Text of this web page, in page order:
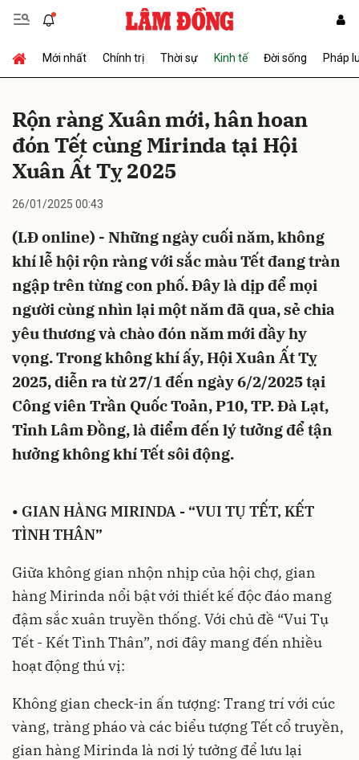
Mới nhất Chính trị Thời sự Kinh tế Đời sống Pháp
Rộn ràng Xuân mới, hân hoan
đón Tết cùng Mirinda tại Hội
Xuân Ất Tỵ 2025
26/01/2025 00:43
(LĐ online) - Những ngày cuối năm, không
khí lễ hội rộn ràng với sắc màu Tết đang tràn
ngập trên từng con phố. Đây là dịp để mọi
người cùng nhìn lại một năm đã qua, sẻ chia
yêu thương và chào đón năm mới đầy hy
vọng. Trong không khí ấy, Hội Xuân Ất Tỵ
2025, diễn ra từ 27/1 đến ngày 6/2/2025 tại
Công viên Trần Quốc Toản, P10, TP. Đà Lạt,
Tỉnh Lâm Đồng, là điểm đến lý tưởng để tận
hưởng không khí Tết sôi động.
• GIAN HÀNG MIRINDA - “VUI TỤ TẾT, KẾT
TÌNH THÂN”
Giữa không gian nhộn nhịp của hội chợ, gian
hàng Mirinda nổi bật với thiết kế độc đáo mang
đậm sắc xuân truyền thống. Với chủ đề “Vui Tụ
Tết - Kết Tình Thân”, nơi đây mang đến nhiều
hoạt động thú vị:
Không gian check-in ấn tượng: Trang trí với cúc
vàng, tràng pháo và các biểu tượng Tết cổ truyền,
gian hàng Mirinda là nơi lý tưởng để lưu lại
Gửi bình luận
Hủy Gửi